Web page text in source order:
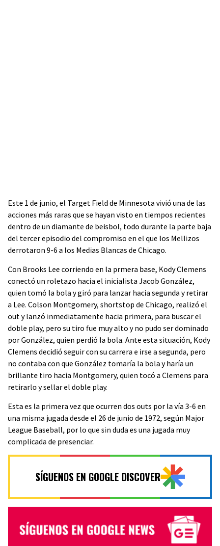
Este 1 de junio, el Target Field de Minnesota vivió una de las
acciones más raras que se hayan visto en tiempos recientes
dentro de un diamante de beisbol, todo durante la parte baja
del tercer episodio del compromiso en el que los Mellizos
derrotaron 9-6 a los Medias Blancas de Chicago.
Con Brooks Lee corriendo en la prmera base, Kody Clemens
conectó un roletazo hacia el inicialista Jacob González,
quien tomó la bola y giró para lanzar hacia segunda y retirar
a Lee. Colson Montgomery, shortstop de Chicago, realizó el
out y lanzó inmediatamente hacia primera, para buscar el
doble play, pero su tiro fue muy alto y no pudo ser dominado
por González, quien perdió la bola. Ante esta situación, Kody
Clemens decidió seguir con su carrera e irse a segunda, pero
no contaba con que González tomaría la bola y haría un
brillante tiro hacia Montgomery, quien tocó a Clemens para
retirarlo y sellar el doble play.
Esta es la primera vez que ocurren dos outs por la vía 3-6 en
una misma jugada desde el 26 de junio de 1972, según Major
League Baseball, por lo que sin duda es una jugada muy
complicada de presenciar.
SÍGUENOS EN GOOGLE DISCOVER